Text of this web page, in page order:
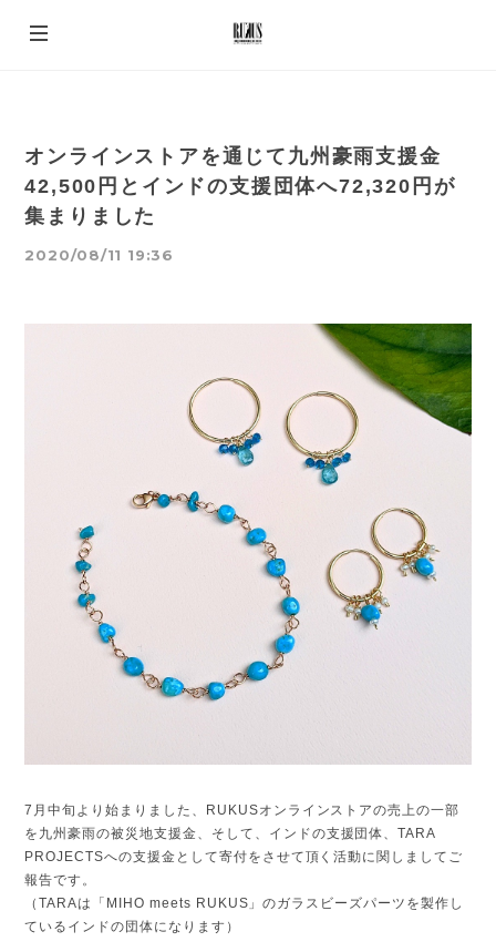
オンラインストアを通じて九州豪雨支援金
42,500円とインドの支援団体へ72,320円が
集まりました
2020/08/11 19:36
7月中旬より始まりました、RUKUSオンラインストアの売上の一部
を九州豪雨の被災地支援金、そして、インドの支援団体、TARA
PROJECTSへの支援金として寄付をさせて頂く活動に関しましてご
報告です。
（TARAは「MIHO meets RUKUS」のガラスビーズパーツを製作し
ているインドの団体になります）